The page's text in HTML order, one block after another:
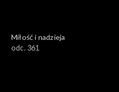
Miłość i nadzieja
odc. 361